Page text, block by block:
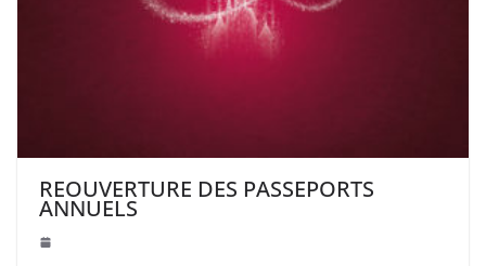
REOUVERTURE DES PASSEPORTS
ANNUELS